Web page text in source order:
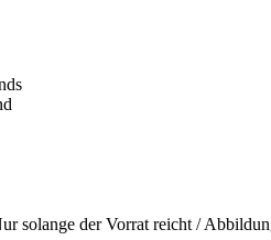
solange der Vorrat reicht /